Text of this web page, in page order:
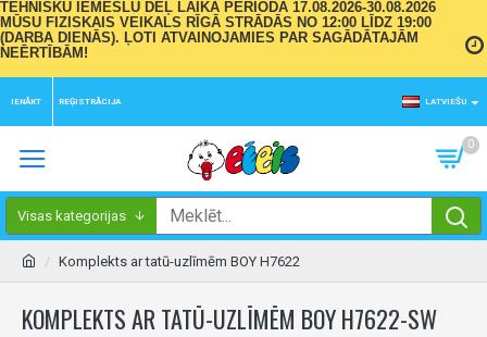
TEHNISKU IEMESLU DĒĻ LAIKA PERIODĀ 17.08.2026-30.08.2026
MŪSU FIZISKAIS VEIKALS RĪGĀ STRĀDĀS NO 12:00 LĪDZ 19:00
(DARBA DIENĀS). ĻOTI ATVAINOJAMIES PAR SAGĀDĀTAJĀM
NEĒRTĪBĀM!
IENĀKT REĢISTRĀCIJA LATVIEŠU
0
Visas kategorijas
Komplekts ar tatū-uzlīmēm BOY H7622
KOMPLEKTS AR TATŪ-UZLĪMĒM BOY H7622-SW